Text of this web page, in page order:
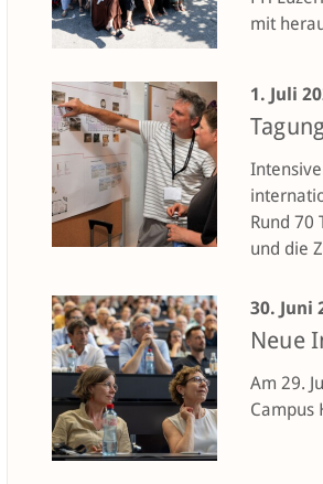
mit
1. Juli
Rund 70
und die
30. Juni
Neue
Am 29.
Campus